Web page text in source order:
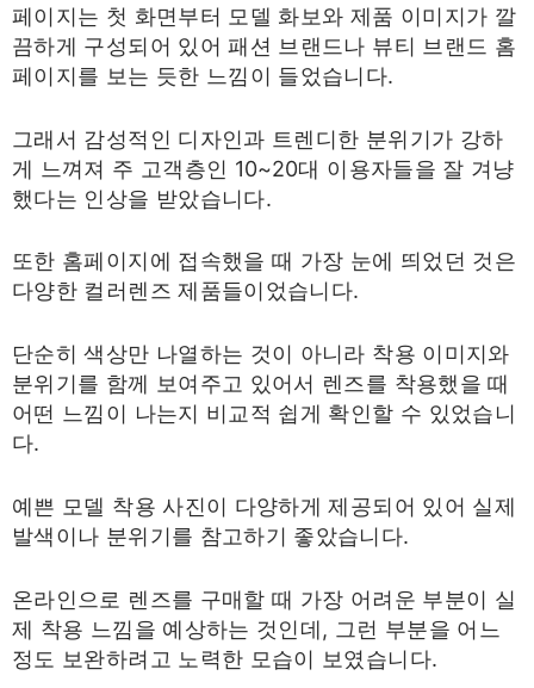
페이지는 첫 화면부터 모델 화보와 제품 이미지가 깔
끔하게 구성되어 있어 패션 브랜드나 뷰티 브랜드 홈
페이지를 보는 듯한 느낌이 들었습니다.
그래서 감성적인 디자인과 트렌디한 분위기가 강하
게 느껴져 주 고객층인 10~20대 이용자들을 잘 겨냥
했다는 인상을 받았습니다.
또한 홈페이지에 접속했을 때 가장 눈에 띄었던 것은
다양한 컬러렌즈 제품들이었습니다.
단순히 색상만 나열하는 것이 아니라 착용 이미지와
분위기를 함께 보여주고 있어서 렌즈를 착용했을 때
어떤 느낌이 나는지 비교적 쉽게 확인할 수 있었습니
다.
예쁜 모델 착용 사진이 다양하게 제공되어 있어 실제
발색이나 분위기를 참고하기 좋았습니다.
온라인으로 렌즈를 구매할 때 가장 어려운 부분이 실
제 착용 느낌을 예상하는 것인데, 그런 부분을 어느
정도 보완하려고 노력한 모습이 보였습니다.